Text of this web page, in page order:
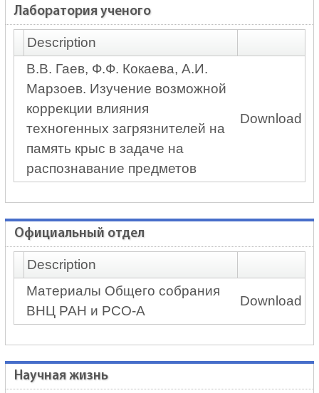
Лаборатория ученого
Description
В.В. Гаев, Ф.Ф. Кокаева, А.И.
Марзоев. Изучение возможной
коррекции влияния
техногенных загрязнителей на
память крыс в задаче на
распознавание предметов
Download
Официальный отдел
Description
Материалы Общего собрания
ВНЦ РАН и РСО-А
Download
Научная жизнь